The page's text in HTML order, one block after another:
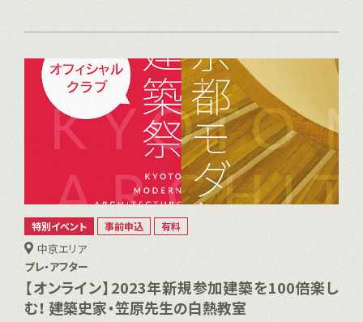
特別イベント 事前申込 有料
中京エリア
プレ・アフター
【オンライン】2023年新規参加建築を100倍楽し
む！ 建築史家・笠原先生の白熱教室